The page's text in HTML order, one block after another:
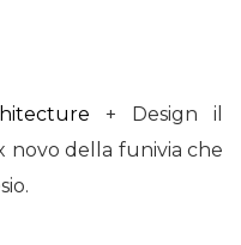
+ Design il
novo della funivia che